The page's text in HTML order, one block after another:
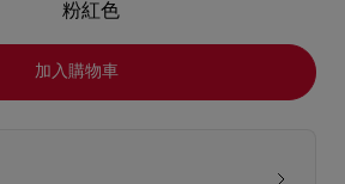
粉紅色
加入購物車